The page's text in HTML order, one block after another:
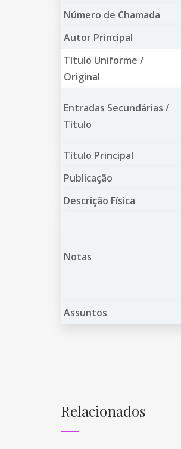
Número de Chamada
Autor Principal
Título Uniforme /
Original
Entradas Secundárias /
Título
Título Principal
Publicação
Descrição Física
Notas
Assuntos
Relacionados